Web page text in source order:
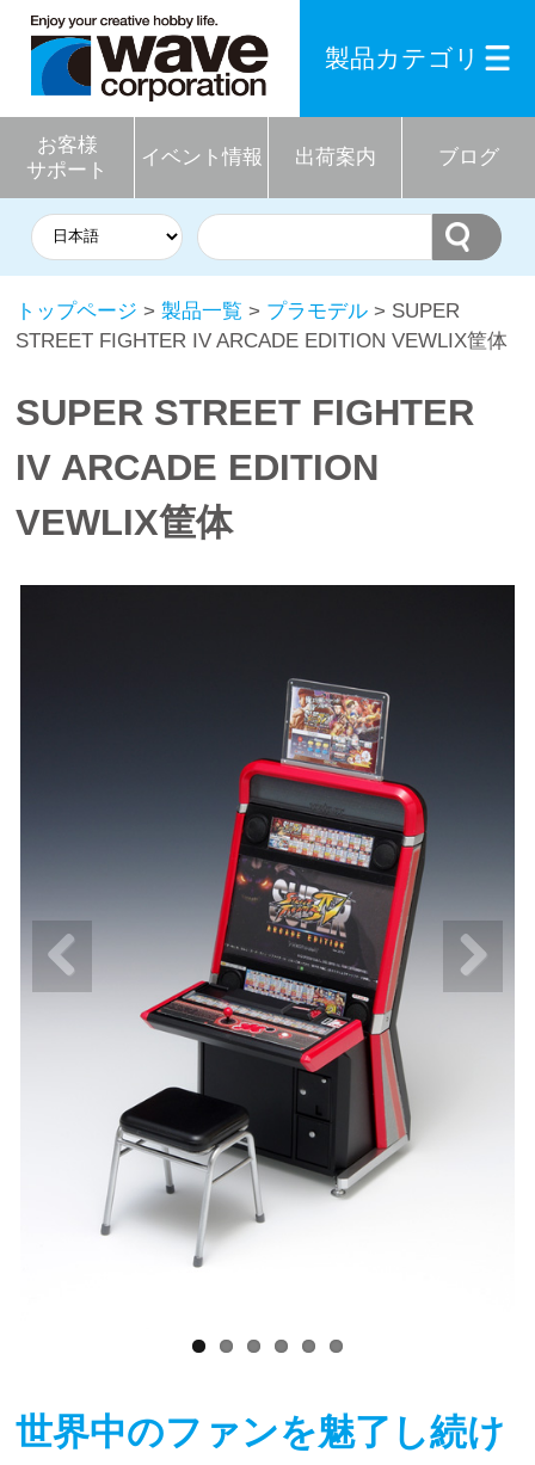
お客様
サポート
イベント情報 出荷案内 ブログ
製品カテゴリ
トップページ > 製品一覧 > プラモデル > SUPER
STREET FIGHTER IV ARCADE EDITION VEWLIX筐体
SUPER STREET FIGHTER
IV ARCADE EDITION
VEWLIX筐体
世界中のファンを魅了し続け